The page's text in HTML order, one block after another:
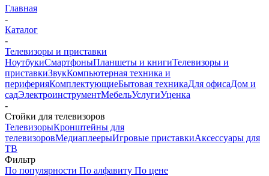
Главная
-
Каталог
-
Телевизоры и приставки
НоутбукиСмартфоныПланшеты и книгиТелевизоры и
приставкиЗвукКомпьютерная техника и
периферияКомплектующиеБытовая техникаДля офисаДом и
садЭлектроинструментМебельУслугиУценка
-
Стойки для телевизоров
ТелевизорыКронштейны для
телевизоровМедиаплеерыИгровые приставкиАксессуары для
ТВ
Фильтр
По популярности По алфавиту По цене